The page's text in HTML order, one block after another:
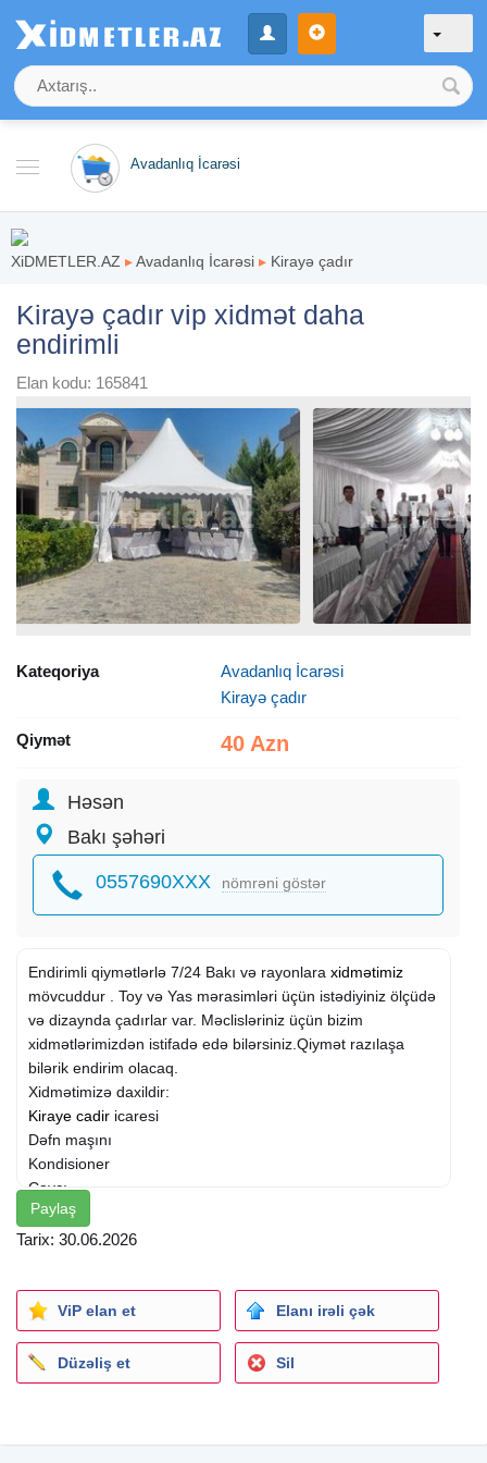
Avadanlıq İcarəsi
XiDMETLER.AZ ▸Avadanlıq İcarəsi ▸ Kirayə çadır
Kirayə çadır vip xidmət daha
endirimli
Elan kodu: 165841
Kateqoriya
Avadanlıq İcarəsi
Kirayə çadır
Qiymət 40 Azn
Həsən
Bakı şəhəri
0557690XXX nömrəni göstər
Endirimli qiymətlərlə 7/24 Bakı və rayonlara xidmətimiz
mövcuddur . Toy və Yas mərasimləri üçün istədiyiniz ölçüdə
və dizaynda çadırlar var. Məclisləriniz üçün bizim
xidmətlərimizdən istifadə edə bilərsiniz.Qiymət razılaşa
bilərik endirim olacaq.
Xidmətimizə daxildir:
Kiraye cadir icaresi
Dəfn maşını
Kondisioner
Çayçı
Qiz və oğlan ofsiyantları
Qabyuyan
masini, qara masin. defn masin, magar, çadir icaresi,
Kiraye cadır, çadır, palatka, cadırlar, magar, çadir icaresi,
Kiraye cadır, çadır, palatka, cadırlar, magar, çadir icaresi,
stol-stul kirayesi, stol , stul, stol kirayesi, stol icaresi, stul
Paylaş
Tarix: 30.06.2026
ViP elan et Elanı irəli çək
Düzəliş et Sil